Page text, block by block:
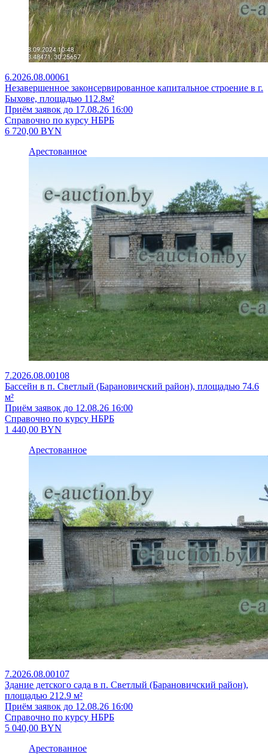
6.2026.08.00061
Незавершенное законсервированное капитальное строение в г.
Быхове, площадью 112.8м²
Приём заявок до 17.08.26 16:00
Справочно по курсу НБРБ
6 720,00 BYN
Арестованное
7.2026.08.00108
Бассейн в п. Светлый (Барановичский район), площадью 74.6
м²
Приём заявок до 12.08.26 16:00
Справочно по курсу НБРБ
1 440,00 BYN
Арестованное
7.2026.08.00107
Здание детского сада в п. Светлый (Барановичский район),
площадью 212.9 м²
Приём заявок до 12.08.26 16:00
Справочно по курсу НБРБ
5 040,00 BYN
Арестованное